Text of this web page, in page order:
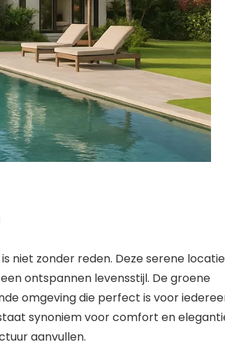
niet zonder reden. Deze serene locatie
ontspannen levensstijl. De groene
omgeving die perfect is voor
synoniem voor comfort en
aanvullen.